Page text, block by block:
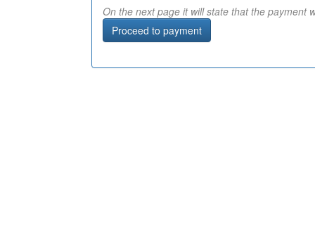
On the next page it will state that the payment
Proceed to payment